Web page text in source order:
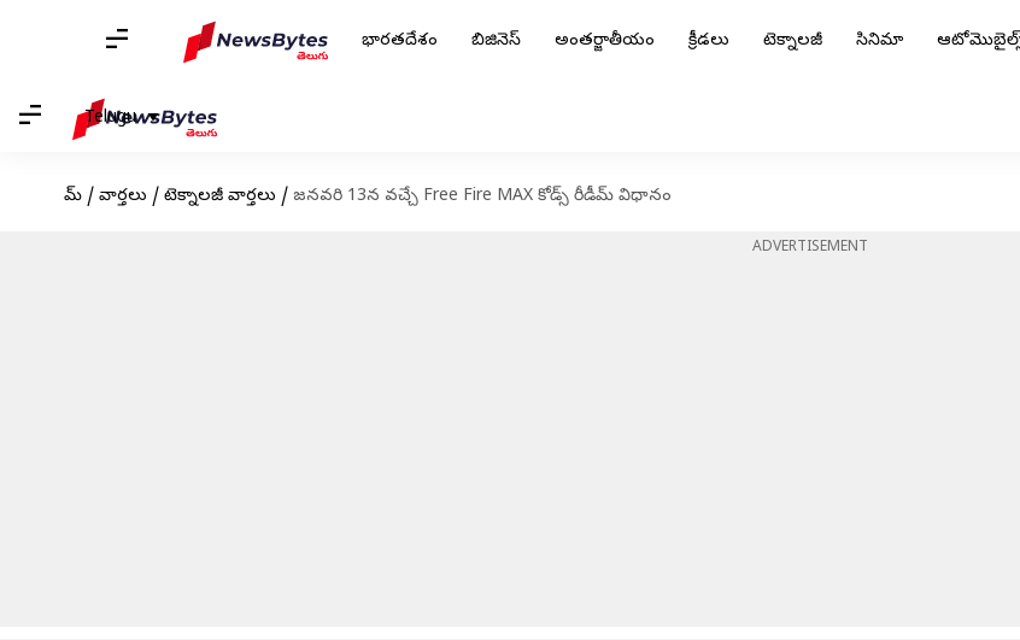
భారతదేశం బిజినెస్ అంతర్జాతీయం క్రీడలు టెక్నాలజీ సినిమా
Telugu
హోమ్ / వార్తలు / టెక్నాలజీ వార్తలు / జనవరి 13న వచ్చే Free Fire MAX కోడ్స్ రీడీమ్ విధానం
ADVERTISEMENT